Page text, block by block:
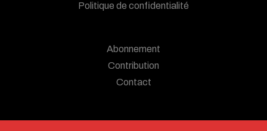
Politique de confidentialité
Abonnement
Contribution
Contact